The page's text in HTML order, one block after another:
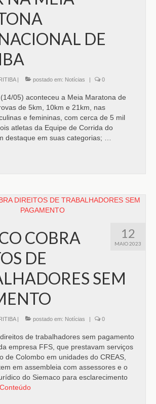
DE
| postado em: Notícias 0
05) aconteceu a Meia Maratona de
de 5km, 10km e 21km, nas
e femininas, com cerca de 5 mil
atletas da Equipe de Corrida do
destaque em suas categorias; …
12
MAIO 2023
COBRA
DE
SEM
| postado em: Notícias 0
de trabalhadores sem pagamento
empresa FFS, que prestavam serviços
de Colombo em unidades do CREAS,
em assembleia com assessores e o
do Siemaco para esclarecimento
Conteúdo